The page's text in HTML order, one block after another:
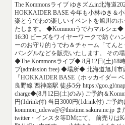
The Kommonsライブ ゆきズムin北海道
HOKKAIDER BASE 今年も小林ゆき＆
楽とうでわの楽しいイベントを旭川の
たします。 ◆Kommonうでわマルシェ◆
16:30 ビーズをワイヤーワークで紡ぐハ
ーのお守り的うでわ＆チャーム「てん
バングルなどを販売いたします。 その
◆The Kommonsライブ◆ 8月12日(土)18
ブ(admission free) ◆場所◆ 北海道旭川
『HOKKAIDER BASE（ホッカイダー
良野線 西神楽駅 徒歩5分 https://goo.gl/
charge◆(8月12日(土)のみ) ご予約＆
円(1drink付) 当日3000円(1drink付) ご予
kommon_udewa@@thistime.sakura.ne.jp
twitter・インスタ等DMにて。 前売りは